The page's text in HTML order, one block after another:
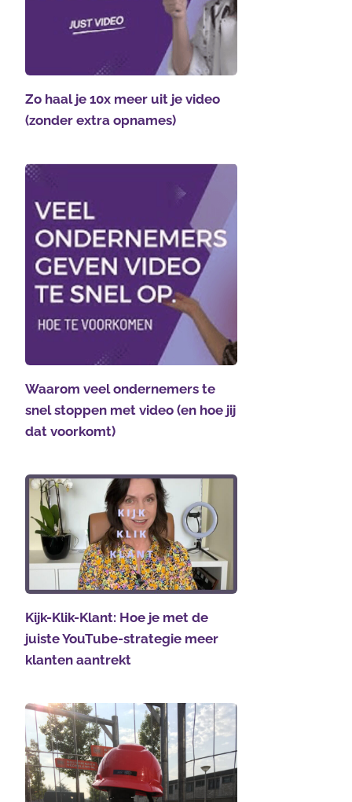
Zo haal je 10x meer uit je video
(zonder extra opnames)
Waarom veel ondernemers te
snel stoppen met video (en hoe jij
dat voorkomt)
Kijk-Klik-Klant: Hoe je met de
juiste YouTube-strategie meer
klanten aantrekt